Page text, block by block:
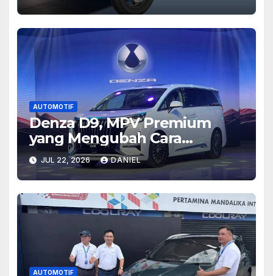
AUTOMOTIF
Denza D9, MPV Premium
yang Mengubah Cara
Pandang tentang
Kenyamanan Berkendara
Modern
JUL 22, 2026 DANIEL
AUTOMOTIF